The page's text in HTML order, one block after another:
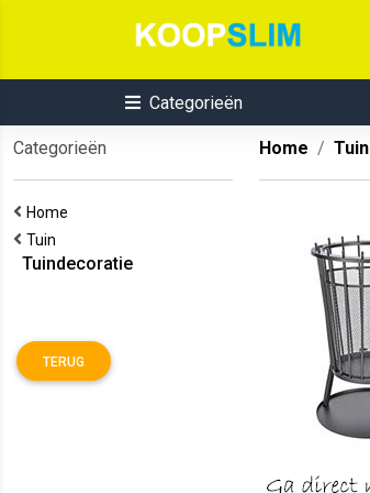
Categorieën
Categorieën
Home
Tuin
Tuindecoratie
TERUG
Home Tuin